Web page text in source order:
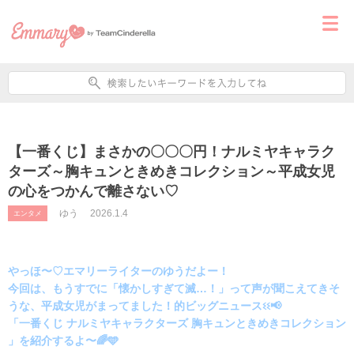
【一番くじ】まさかの〇〇〇円！ナルミヤキャラク
ターズ～胸キュンときめきコレクション～平成女児
の心をつかんで離さない♡
エンタメ ゆう 2026.1.4
やっほ〜♡エマリーライターのゆうだよー！
今回は、もうすでに「懐かしすぎて滅…！」って声が聞こえてきそ
うな、平成女児がまってました！的ビッグニュースଽଽ📢
「一番くじ ナルミヤキャラクターズ 胸キュンときめきコレクション
」を紹介するよ〜🌈🩵